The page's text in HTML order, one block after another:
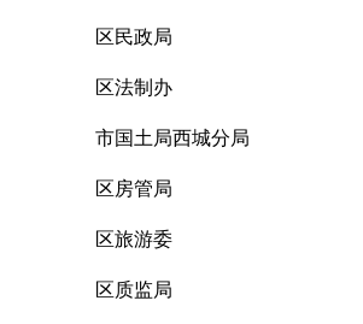
区民政局
区法制办
市国土局西城分局
区房管局
区旅游委
区质监局